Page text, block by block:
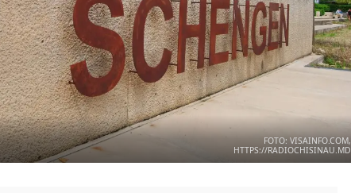
FOTO: VISAINFO.COM,
HTTPS://RADIOCHISINAU.MD